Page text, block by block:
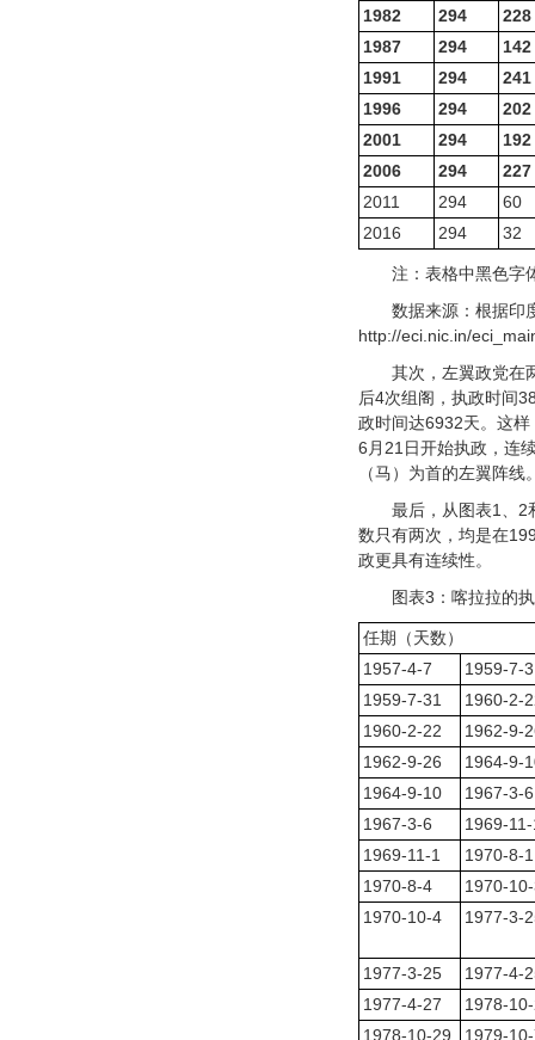
1982
294
228
1987
294
142
1991
294
241
1996
294
202
2001
294
192
2006
294
227
2011
294
60
2016
294 32
注：表格中黑色字
数据来源：根据印
http://eci.nic.in/
其次，左翼政党在
后4次组阁，执政时间
政时间达6932天。这
6月21日开始执政，连
（马）为首的左翼阵线
最后，从图表1、2
数只有两次，均是在
政更具有连续性。
图表3：喀拉拉的
任期（天数）
1957-4-7
1959-7-
1959-7-31
1960-2-
1960-2-22
1962-9-
1962-9-26
1964-9-
1964-9-10
1967-3-6
1967-3-6
1969-
1969-11-1
1970-8-1
1970-8-4
1970-
1970-10-4
1977-3-
1977-3-25
1977-4-
1977-4-27
1978-
1978-10-29
1979-